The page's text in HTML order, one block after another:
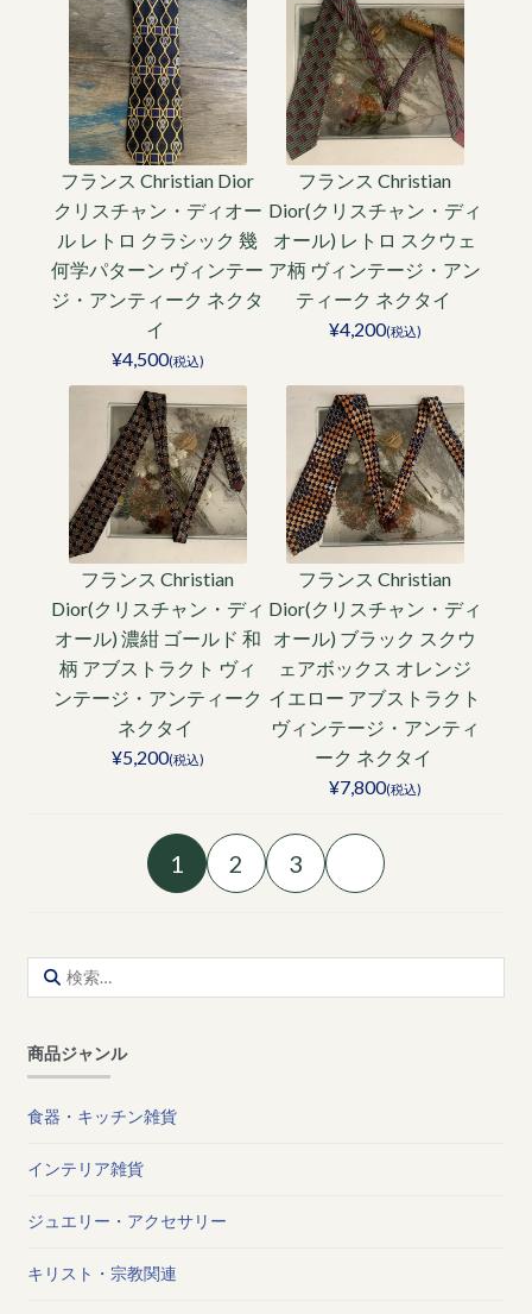
フランス Christian Dior
クリスチャン・ディオー
ル レトロ クラシック 幾
何学パターン ヴィンテー
ジ・アンティーク ネクタ
イ
¥4,500(税込)
フランス Christian
Dior(クリスチャン・ディ
オール) レトロ スクウェ
ア柄 ヴィンテージ・アン
ティーク ネクタイ
¥4,200(税込)
フランス Christian
Dior(クリスチャン・ディ
オール) 濃紺 ゴールド 和
柄 アブストラクト ヴィ
ンテージ・アンティーク
ネクタイ
¥5,200(税込)
フランス Christian
Dior(クリスチャン・ディ
オール) ブラック スクウ
ェアボックス オレンジ
イエロー アブストラクト
ヴィンテージ・アンティ
ーク ネクタイ
¥7,800(税込)
1 2 3
索:
商品ジャンル
食器・キッチン雑貨
インテリア雑貨
ジュエリー・アクセサリー
キリスト・宗教関連